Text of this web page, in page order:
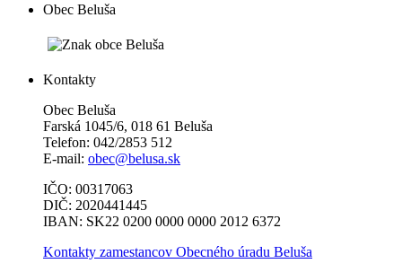
Obec Beluša
Kontakty
Obec Beluša
Farská 1045/6, 018 61 Beluša
Telefon: 042/2853 512
E-mail: obec@belusa.sk
IČO: 00317063
DIČ: 2020441445
IBAN: SK22 0200 0000 0000 2012 6372
Kontakty zamestancov Obecného úradu Beluša